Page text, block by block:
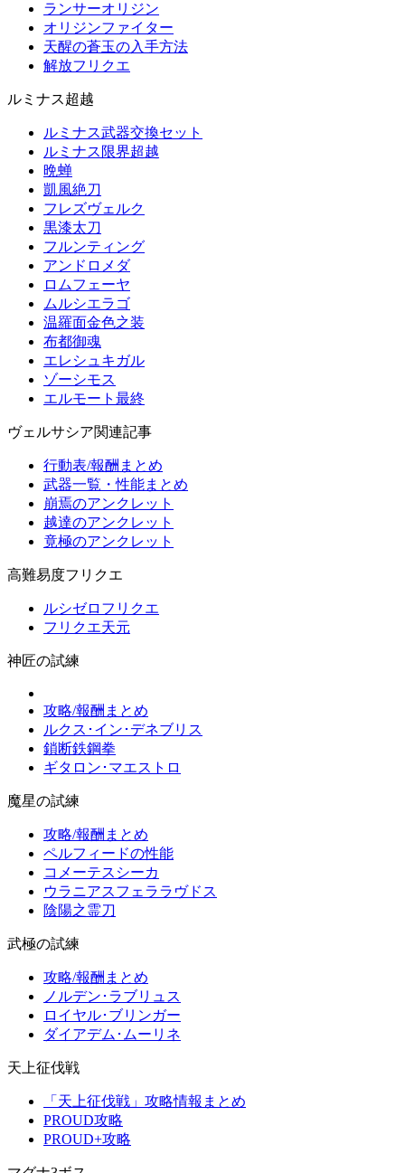
ランサーオリジン
オリジンファイター
天醒の蒼玉の入手方法
解放フリクエ
ルミナス超越
ルミナス武器交換セット
ルミナス限界超越
晩蝉
凱風絶刀
フレズヴェルク
黒漆太刀
フルンティング
アンドロメダ
ロムフェーヤ
ムルシエラゴ
温羅面金色之装
布都御魂
エレシュキガル
ゾーシモス
エルモート最終
ヴェルサシア関連記事
行動表/報酬まとめ
武器一覧・性能まとめ
崩焉のアンクレット
越達のアンクレット
竟極のアンクレット
高難易度フリクエ
ルシゼロフリクエ
フリクエ天元
神匠の試練
攻略/報酬まとめ
ルクス･イン･デネブリス
鎖断鉄鋼拳
ギタロン･マエストロ
魔星の試練
攻略/報酬まとめ
ペルフィードの性能
コメーテスシーカ
ウラニアスフェララヴドス
陰陽之霊刀
武極の試練
攻略/報酬まとめ
ノルデン･ラブリュス
ロイヤル･ブリンガー
ダイアデム･ムーリネ
天上征伐戦
「天上征伐戦」攻略情報まとめ
PROUD攻略
PROUD+攻略